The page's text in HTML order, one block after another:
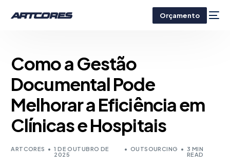
Orçamento
Como a Gestão
Documental Pode
Melhorar a Eficiência em
Clínicas e Hospitais
ARTCORES
1 DE OUTUBRO DE
2025
OUTSOURCING
3 MIN
READ